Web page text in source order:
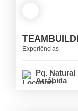
Experiências
Pq. Natural
Arrábida